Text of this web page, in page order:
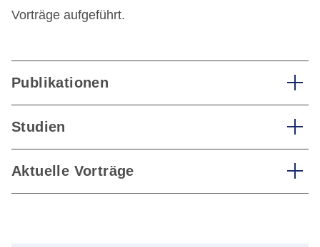
Vorträge aufgeführt.
Publikationen
Studien
Aktuelle Vorträge